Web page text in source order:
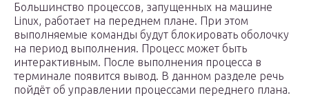
Большинство процессов, запущенных на машине
Linux, работает на переднем плане. При этом
выполняемые команды будут блокировать оболочку
на период выполнения. Процесс может быть
интерактивным. После выполнения процесса в
терминале появится вывод. В данном разделе речь
пойдёт об управлении процессами переднего плана.